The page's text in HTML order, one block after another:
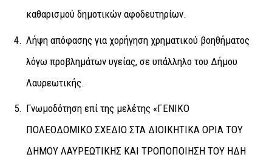
καθαρισμού δημοτικών αφοδευτηρίων.
Λήψη απόφασης για χορήγηση χρηματικού βοηθήματος
λόγω προβλημάτων υγείας, σε υπάλληλο του Δήμου
Λαυρεωτικής.
Γνωμοδότηση επί της μελέτης «ΓΕΝΙΚΟ
ΠΟΛΕΟΔΟΜΙΚΟ ΣΧΕΔΙΟ ΣΤΑ ΔΙΟΙΚΗΤΙΚΑ ΟΡΙΑ ΤΟΥ
ΔΗΜΟΥ ΛΑΥΡΕΩΤΙΚΗΣ ΚΑΙ ΤΡΟΠΟΠΟΙΗΣΗ ΤΟΥ ΗΔΗ